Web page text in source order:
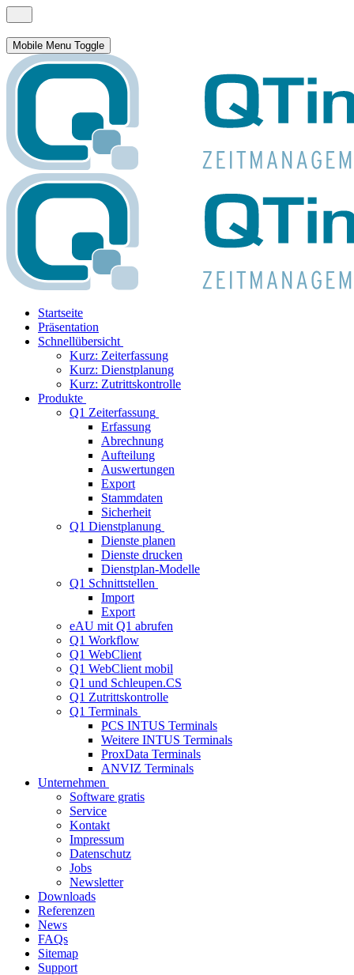
Mobile Menu Toggle
Startseite
Präsentation
Schnellübersicht
Kurz: Zeiterfassung
Kurz: Dienstplanung
Kurz: Zutrittskontrolle
Produkte
Q1 Zeiterfassung
Erfassung
Abrechnung
Aufteilung
Auswertungen
Export
Stammdaten
Sicherheit
Q1 Dienstplanung
Dienste planen
Dienste drucken
Dienstplan-Modelle
Q1 Schnittstellen
Import
Export
eAU mit Q1 abrufen
Q1 Workflow
Q1 WebClient
Q1 WebClient mobil
Q1 und Schleupen.CS
Q1 Zutrittskontrolle
Q1 Terminals
PCS INTUS Terminals
Weitere INTUS Terminals
ProxData Terminals
ANVIZ Terminals
Unternehmen
Software gratis
Service
Kontakt
Impressum
Datenschutz
Jobs
Newsletter
Downloads
Referenzen
News
FAQs
Sitemap
Support